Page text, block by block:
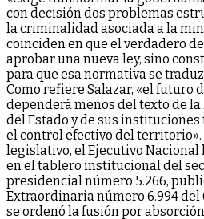
con decisión dos problemas
la criminalidad asociada a la
coinciden en que el verdadero
aprobar una nueva ley, sino
para que esa normativa se
Como refiere Salazar, «el futuro
dependerá menos del texto de la
del Estado y de sus
el control efectivo del territorio».
legislativo, el Ejecutivo Nacional
en el tablero institucional del
presidencial número 5.266,
Extraordinaria número 6.994 del
se ordenó la fusión por